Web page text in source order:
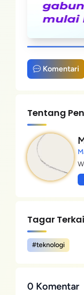
Komentari
Tentang
Tagar
#teknologi
0 Komentar